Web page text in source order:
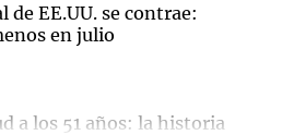
de EE.UU. se contrae:
en julio
a los 51 años: la historia